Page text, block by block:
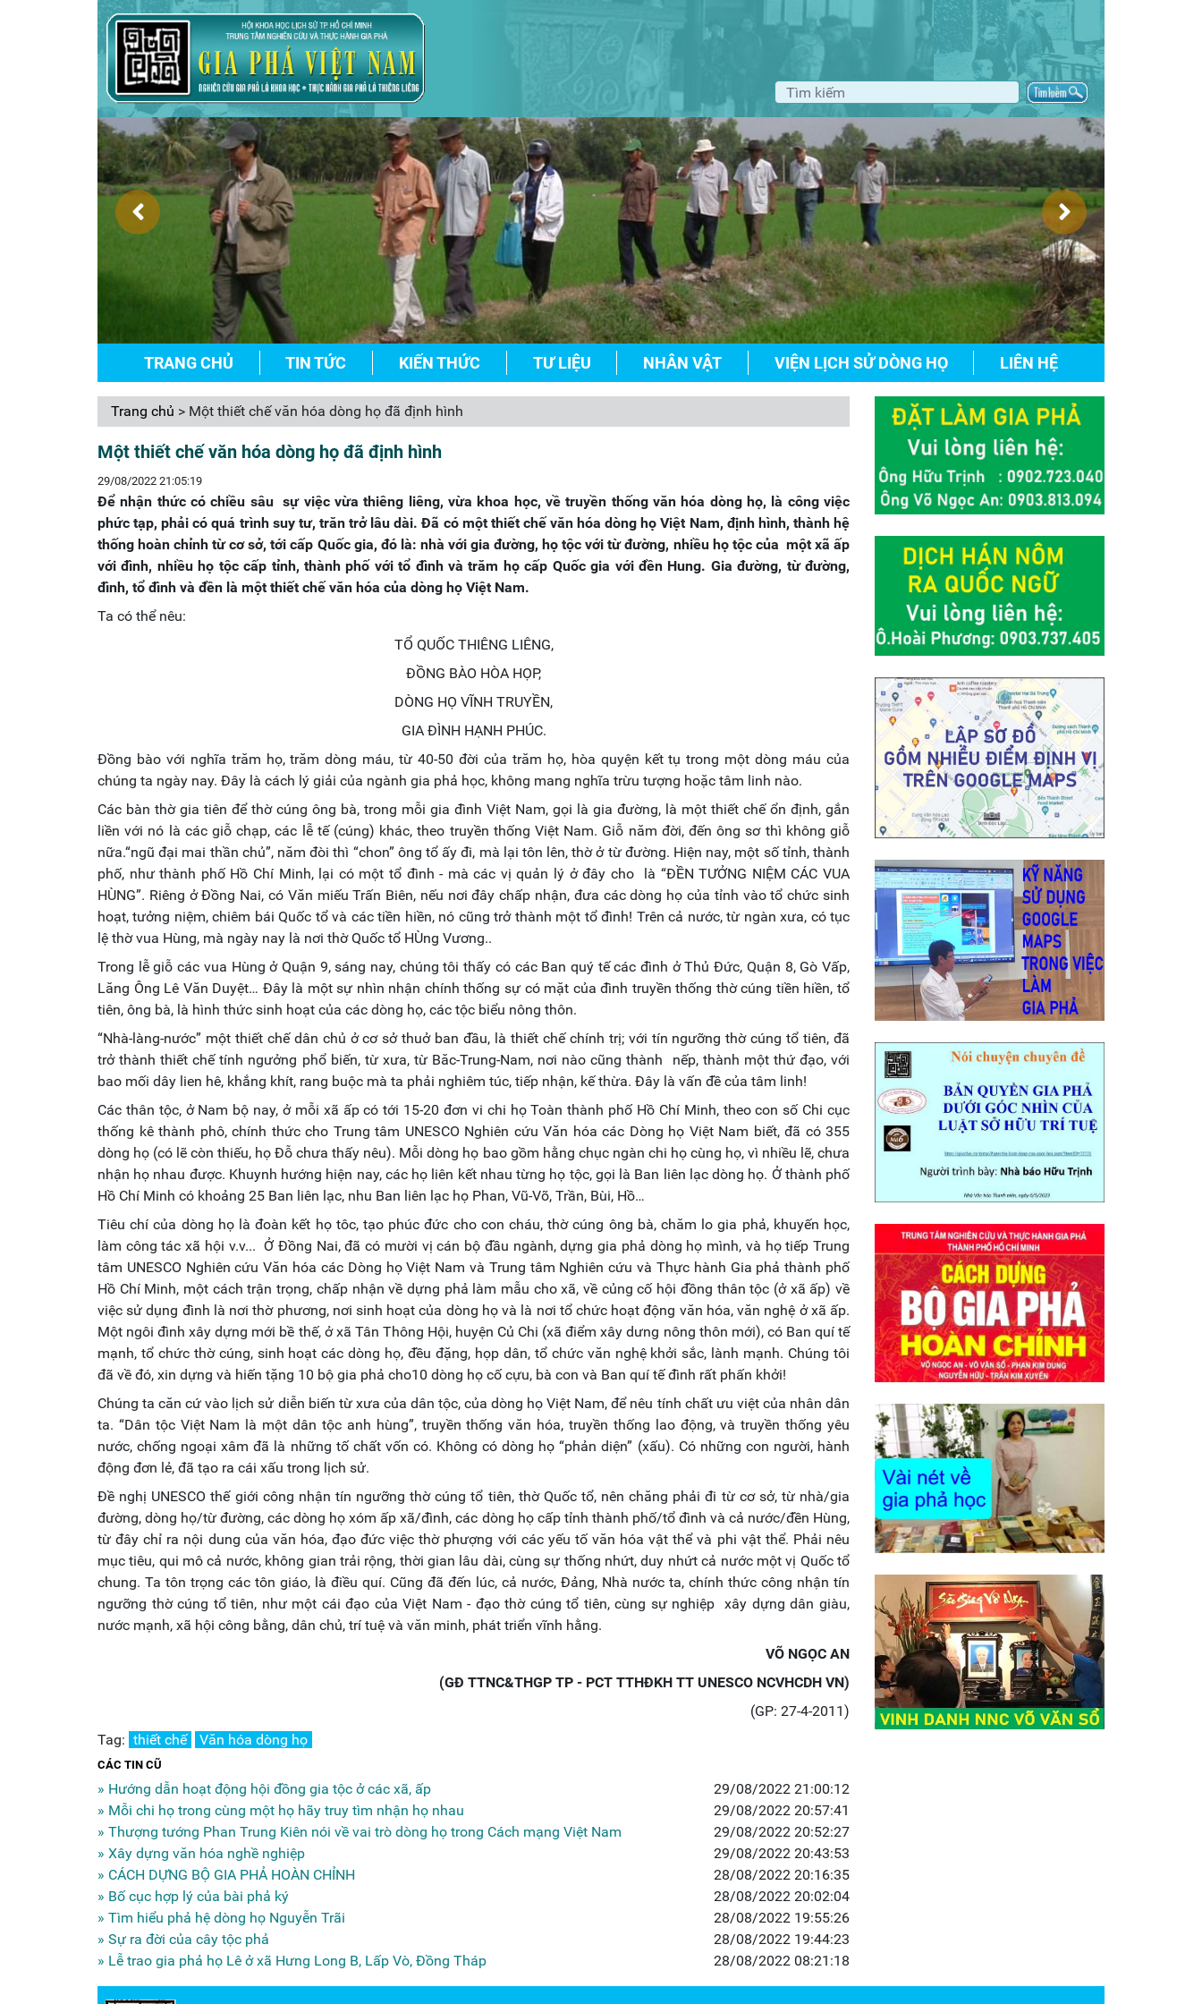
TRANG CHỦ TIN TỨC KIẾN THỨC TƯ LIỆU NHÂN VẬT VIỆN LỊCH SỬ DÒNG HỌ LIÊN HỆ
Trang chủ > Một thiết chế văn hóa dòng họ đã định hình
Một thiết chế văn hóa dòng họ đã định hình
29/08/2022 21:05:19
Để nhận thức có chiều sâu sự việc vừa thiêng liêng, vừa khoa học, về truyền thống văn hóa dòng họ, là công việc
phức tạp, phải có quá trình suy tư, trăn trở lâu dài. Đã có một thiết chế văn hóa dòng họ Việt Nam, định hình, thành hệ
thống hoàn chỉnh từ cơ sở, tới cấp Quốc gia, đó là: nhà với gia đường, họ tộc với từ đường, nhiều họ tộc của một xã ấp
với đình, nhiều họ tộc cấp tỉnh, thành phố với tổ đình và trăm họ cấp Quốc gia với đền Hung. Gia đường, từ đường,
đình, tổ đình và đền là một thiết chế văn hóa của dòng họ Việt Nam.
Ta có thể nêu:
TỔ QUỐC THIÊNG LIÊNG,
ĐỒNG BÀO HÒA HỌP,
DÒNG HỌ VĨNH TRUYỀN,
GIA ĐÌNH HẠNH PHÚC.
Đồng bào với nghĩa trăm họ, trăm dòng máu, từ 40-50 đời của trăm họ, hòa quyện kết tụ trong một dòng máu của
chúng ta ngày nay. Đây là cách lý giải của ngành gia phả học, không mang nghĩa trừu tượng hoặc tâm linh nào.
Các bàn thờ gia tiên để thờ cúng ông bà, trong mỗi gia đình Việt Nam, gọi là gia đường, là một thiết chế ổn định, gắn
liền với nó là các giỗ chạp, các lễ tế (cúng) khác, theo truyền thống Việt Nam. Giỗ năm đời, đến ông sơ thì không giỗ
nữa.“ngũ đại mai thần chủ”, năm đòi thì “chon” ông tổ ấy đi, mà lại tôn lên, thờ ở từ đường. Hiện nay, một số tỉnh, thành
phố, như thành phố Hồ Chí Minh, lại có một tổ đình - mà các vị quản lý ở đây cho là “ĐỀN TƯỞNG NIỆM CÁC VUA
HÙNG”. Riêng ở Đồng Nai, có Văn miếu Trấn Biên, nếu nơi đây chấp nhận, đưa các dòng họ của tỉnh vào tổ chức sinh
hoạt, tưởng niệm, chiêm bái Quốc tổ và các tiền hiền, nó cũng trở thành một tổ đình! Trên cả nước, từ ngàn xưa, có tục
lệ thờ vua Hùng, mà ngày nay là nơi thờ Quốc tổ HÙng Vương..
Trong lễ giỗ các vua Hùng ở Quận 9, sáng nay, chúng tôi thấy có các Ban quý tế các đình ở Thủ Đức, Quận 8, Gò Vấp,
Lăng Ông Lê Văn Duyệt… Đây là một sự nhìn nhận chính thống sự có mặt của đình truyền thống thờ cúng tiền hiền, tổ
tiên, ông bà, là hình thức sinh hoạt của các dòng họ, các tộc biểu nông thôn.
“Nhà-làng-nước” một thiết chế dân chủ ở cơ sở thuở ban đầu, là thiết chế chính trị; với tín ngưỡng thờ cúng tổ tiên, đã
trở thành thiết chế tính ngưởng phổ biến, từ xưa, từ Băc-Trung-Nam, nơi nào cũng thành nếp, thành một thứ đạo, với
bao mối dây lien hê, khắng khít, rang buộc mà ta phải nghiêm túc, tiếp nhận, kế thừa. Đây là vấn đề của tâm linh!
Các thân tộc, ở Nam bộ nay, ở mỗi xã ấp có tới 15-20 đơn vi chi họ Toàn thành phố Hồ Chí Minh, theo con số Chi cục
thống kê thành phô, chính thức cho Trung tâm UNESCO Nghiên cứu Văn hóa các Dòng họ Việt Nam biết, đã có 355
dòng họ (có lẽ còn thiếu, họ Đỗ chưa thấy nêu). Mỗi dòng họ bao gồm hằng chục ngàn chi họ cùng họ, vì nhiều lẽ, chưa
nhận họ nhau được. Khuynh hướng hiện nay, các họ liên kết nhau từng họ tộc, gọi là Ban liên lạc dòng họ. Ở thành phố
Hồ Chí Minh có khoảng 25 Ban liên lạc, nhu Ban liên lạc họ Phan, Vũ-Võ, Trần, Bùi, Hồ…
Tiêu chí của dòng họ là đoàn kết họ tôc, tạo phúc đức cho con cháu, thờ cúng ông bà, chăm lo gia phả, khuyến học,
làm công tác xã hội v.v... Ở Đồng Nai, đã có mười vị cán bộ đầu ngành, dựng gia phả dòng họ mình, và họ tiếp Trung
tâm UNESCO Nghiên cứu Văn hóa các Dòng họ Việt Nam và Trung tâm Nghiên cứu và Thực hành Gia phả thành phố
Hồ Chí Minh, một cách trận trọng, chấp nhận về dựng phả làm mẫu cho xã, về củng cố hội đồng thân tộc (ở xã ấp) về
việc sử dụng đình là nơi thờ phương, nơi sinh hoạt của dòng họ và là nơi tổ chức hoạt động văn hóa, văn nghệ ở xã ấp.
Một ngôi đình xây dựng mới bề thế, ở xã Tân Thông Hội, huyện Củ Chi (xã điểm xây dưng nông thôn mới), có Ban quí tế
mạnh, tổ chức thờ cúng, sinh hoạt các dòng họ, đều đặng, họp dân, tổ chức văn nghệ khởi sắc, lành mạnh. Chúng tôi
đã về đó, xin dựng và hiến tặng 10 bộ gia phả cho10 dòng họ cố cựu, bà con và Ban quí tế đình rất phấn khởi!
Chúng ta căn cứ vào lịch sử diễn biến từ xưa của dân tộc, của dòng họ Việt Nam, để nêu tính chất ưu việt của nhân dân
ta. “Dân tộc Việt Nam là một dân tộc anh hùng”, truyền thống văn hóa, truyền thống lao động, và truyền thống yêu
nước, chống ngoại xâm đã là những tố chất vốn có. Không có dòng họ “phản diện” (xấu). Có những con người, hành
động đơn lẻ, đã tạo ra cái xấu trong lịch sử.
Đề nghị UNESCO thế giới công nhận tín ngưỡng thờ cúng tổ tiên, thờ Quốc tổ, nên chăng phải đi từ cơ sở, từ nhà/gia
đường, dòng họ/từ đường, các dòng họ xóm ấp xã/đình, các dòng họ cấp tỉnh thành phố/tổ đình và cả nước/đền Hùng,
từ đây chỉ ra nội dung của văn hóa, đạo đức việc thờ phượng với các yếu tố văn hóa vật thể và phi vật thể. Phải nêu
mục tiêu, qui mô cả nước, không gian trải rộng, thời gian lâu dài, cùng sự thống nhứt, duy nhứt cả nước một vị Quốc tổ
chung. Ta tôn trọng các tôn giáo, là điều quí. Cũng đã đến lúc, cả nước, Đảng, Nhà nước ta, chính thức công nhận tín
ngưỡng thờ cúng tổ tiên, như một cái đạo của Việt Nam - đạo thờ cúng tổ tiên, cùng sự nghiệp xây dựng dân giàu,
nước mạnh, xã hội công bằng, dân chủ, trí tuệ và văn minh, phát triển vĩnh hằng.
VÕ NGỌC AN
(GĐ TTNC&THGP TP - PCT TTHĐKH TT UNESCO NCVHCDH VN)
(GP: 27-4-2011)
Tag: thiết chế Văn hóa dòng họ
CÁC TIN CŨ
» Hướng dẫn hoạt động hội đồng gia tộc ở các xã, ấp
29/08/2022 21:00:12
» Mỗi chi họ trong cùng một họ hãy truy tìm nhận họ nhau
29/08/2022 20:57:41
» Thượng tướng Phan Trung Kiên nói về vai trò dòng họ trong Cách mạng Việt Nam
29/08/2022 20:52:27
» Xây dựng văn hóa nghề nghiệp
29/08/2022 20:43:53
» CÁCH DỰNG BỘ GIA PHẢ HOÀN CHỈNH
28/08/2022 20:16:35
» Bố cục hợp lý của bài phả ký
28/08/2022 20:02:04
» Tìm hiểu phả hệ dòng họ Nguyễn Trãi
28/08/2022 19:55:26
» Sự ra đời của cây tộc phả
28/08/2022 19:44:23
» Lễ trao gia phả họ Lê ở xã Hưng Long B, Lấp Vò, Đồng Tháp
28/08/2022 08:21:18